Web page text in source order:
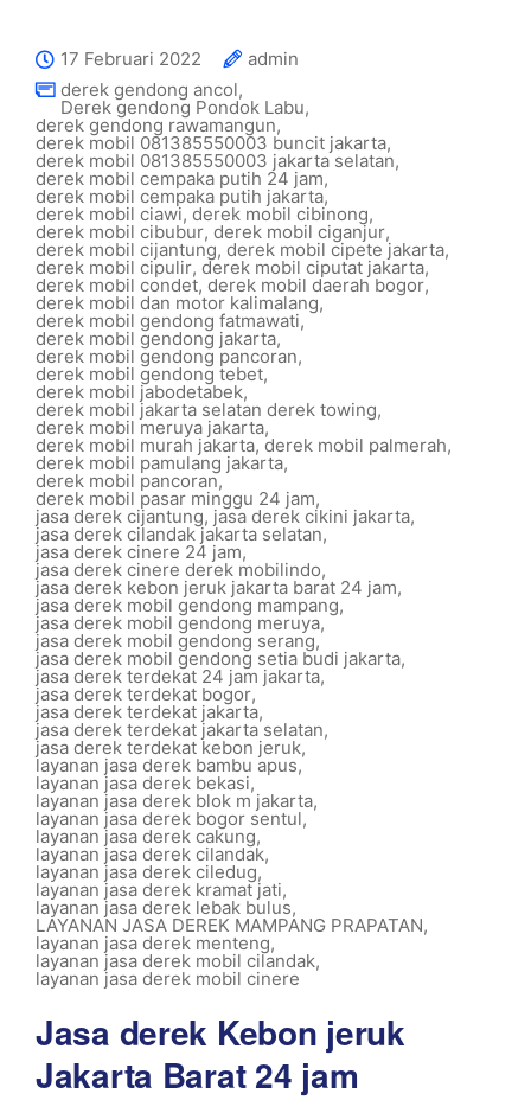
17 Februari 2022
admin
derek gendong ancol,
Derek gendong Pondok Labu,
derek gendong rawamangun,
derek mobil 081385550003 buncit jakarta,
derek mobil 081385550003 jakarta selatan,
derek mobil cempaka putih 24 jam,
derek mobil cempaka putih jakarta,
derek mobil ciawi, derek mobil cibinong,
derek mobil cibubur, derek mobil ciganjur,
derek mobil cijantung, derek mobil cipete jakarta,
derek mobil cipulir, derek mobil ciputat jakarta,
derek mobil condet, derek mobil daerah bogor,
derek mobil dan motor kalimalang,
derek mobil gendong fatmawati,
derek mobil gendong jakarta,
derek mobil gendong pancoran,
derek mobil gendong tebet,
derek mobil jabodetabek,
derek mobil jakarta selatan derek towing,
derek mobil meruya jakarta,
derek mobil murah jakarta, derek mobil palmerah,
derek mobil pamulang jakarta,
derek mobil pancoran,
derek mobil pasar minggu 24 jam,
jasa derek cijantung, jasa derek cikini jakarta,
jasa derek cilandak jakarta selatan,
jasa derek cinere 24 jam,
jasa derek cinere derek mobilindo,
jasa derek kebon jeruk jakarta barat 24 jam,
jasa derek mobil gendong mampang,
jasa derek mobil gendong meruya,
jasa derek mobil gendong serang,
jasa derek mobil gendong setia budi jakarta,
jasa derek terdekat 24 jam jakarta,
jasa derek terdekat bogor,
jasa derek terdekat jakarta,
jasa derek terdekat jakarta selatan,
jasa derek terdekat kebon jeruk,
layanan jasa derek bambu apus,
layanan jasa derek bekasi,
layanan jasa derek blok m jakarta,
layanan jasa derek bogor sentul,
layanan jasa derek cakung,
layanan jasa derek cilandak,
layanan jasa derek ciledug,
layanan jasa derek kramat jati,
layanan jasa derek lebak bulus,
LAYANAN JASA DEREK MAMPANG PRAPATAN,
layanan jasa derek menteng,
layanan jasa derek mobil cilandak,
layanan jasa derek mobil cinere
Jasa derek Kebon jeruk
Jakarta Barat 24 jam